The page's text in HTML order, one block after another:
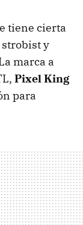
tiene cierta
strobist y
marca a
Pixel King
para